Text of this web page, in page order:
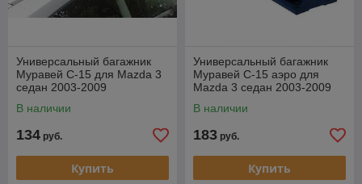
Универсальный багажник
Муравей С-15 для Mazda 3
седан 2003-2009
В наличии
134 руб.
Купить
Универсальный багажник
Муравей С-15 аэро для
Mazda 3 седан 2003-2009
В наличии
183 руб.
Купить